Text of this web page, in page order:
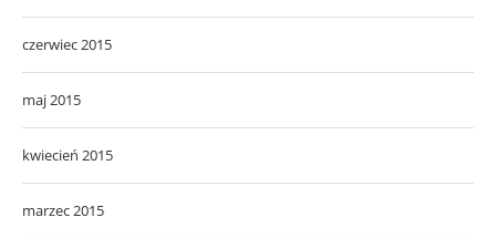
czerwiec 2015
maj 2015
kwiecień 2015
marzec 2015